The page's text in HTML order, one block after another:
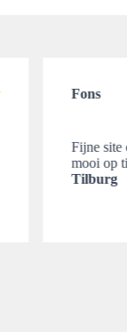
Fons
Fijne site
mooi op
Tilburg